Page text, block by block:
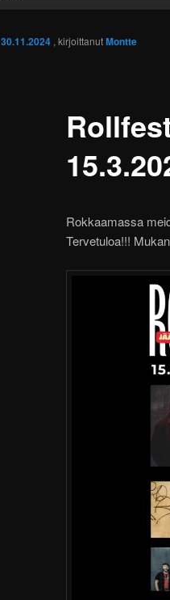
30.11.2024 , kirjoittanutMontte
Rokkaamassa
Tervetuloa!!!